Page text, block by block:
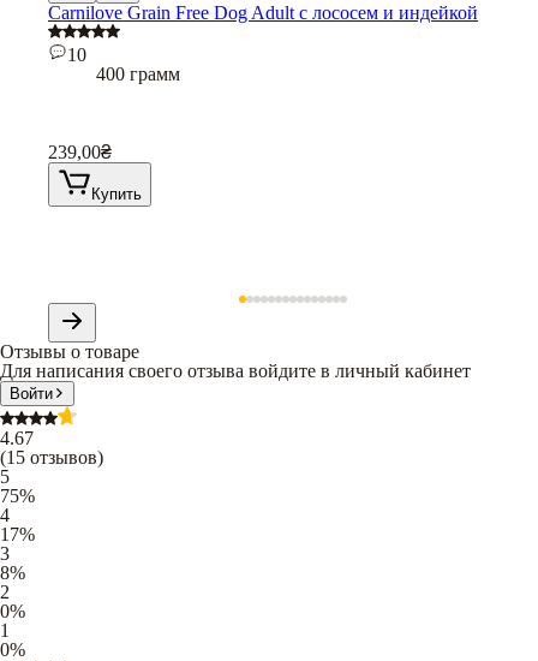
Carnilove Grain Free Dog Adult с лососем и индейкой
10
400 грамм
239,00₴
Купить
Отзывы о товаре
Для написания своего отзыва войдите в личный кабинет
Войти
4.67
(15 отзывов)
5
75%
4
17%
3
8%
2
0%
1
0%